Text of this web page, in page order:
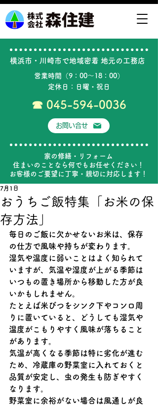
横浜市・川崎市で地域密着 ​地元の工務店
営業時間（9：00～18：00）
定休日：日曜・祝日
​☎ 045-594-0036
お問い合せ
家の修繕・リフォーム
住まいのことなら何でもお任せください！
お客様のご要望に丁寧・親切に対応します！
おうちご飯特集「お米の保
存方法」
7月1日
毎日のご飯に欠かせないお米は、保存
の仕方で風味や持ちが変わります。
湿気や温度に弱いことはよく知られて
いますが、気温や湿度が上がる季節は
いつもの置き場所から移動した方が良
いかもしれません。
たとえば米びつをシンク下やコンロ周
りに置いていると、どうしても湿気や
温度がこもりやすく風味が落ちること
があります。
気温が高くなる季節は特に劣化が進む
ため、冷蔵庫の野菜室に入れておくと
品質が安定し、虫の発生も防ぎやすく
なります。
野菜室に余裕がない場合は風通しが良